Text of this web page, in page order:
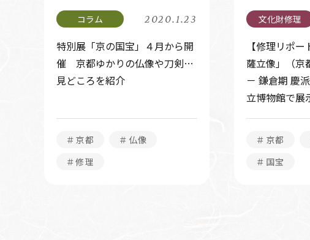
2020.1.23
特別展「京の国宝」４月から開
催 京都ゆかりの仏像や刀剣…
見どころを紹介
＃京都
＃仏像
＃修理
【修理リポ
薩立像」（京
－ 鎌倉期 慶
立博物館で展
＃京都
＃国宝